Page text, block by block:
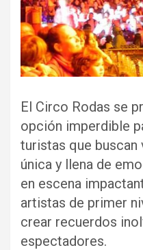
El Circo Rodas se
opción imperdible
turistas que buscan
única y llena de
en escena
artistas de primer
crear recuerdos
espectadores.